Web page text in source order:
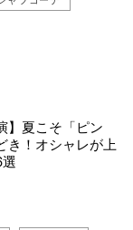
】夏こそ「ピン
き！オシャレが上